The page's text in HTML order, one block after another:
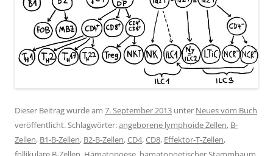
Dieser Beitrag wurde am 7. September 2013 unter Neues vom Buch
veröffentlicht. Schlagwörter:angeborene lymphoide Zellen, B-
Zellen, B1-B-Zellen, B2-B-Zellen,CD4,CD8, Effektor-T-Zellen,